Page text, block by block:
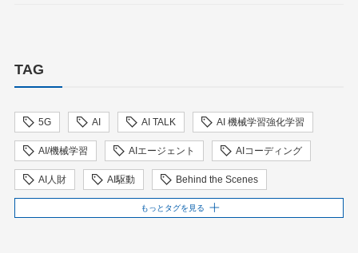
TAG
5G AI AI TALK AI 機械学習強化学習
AI/機械学習 AIエージェント AIコーディング
AI人財 AI駆動 Behind the Scenes
blockchain ChatGPT
もっとタグを見る